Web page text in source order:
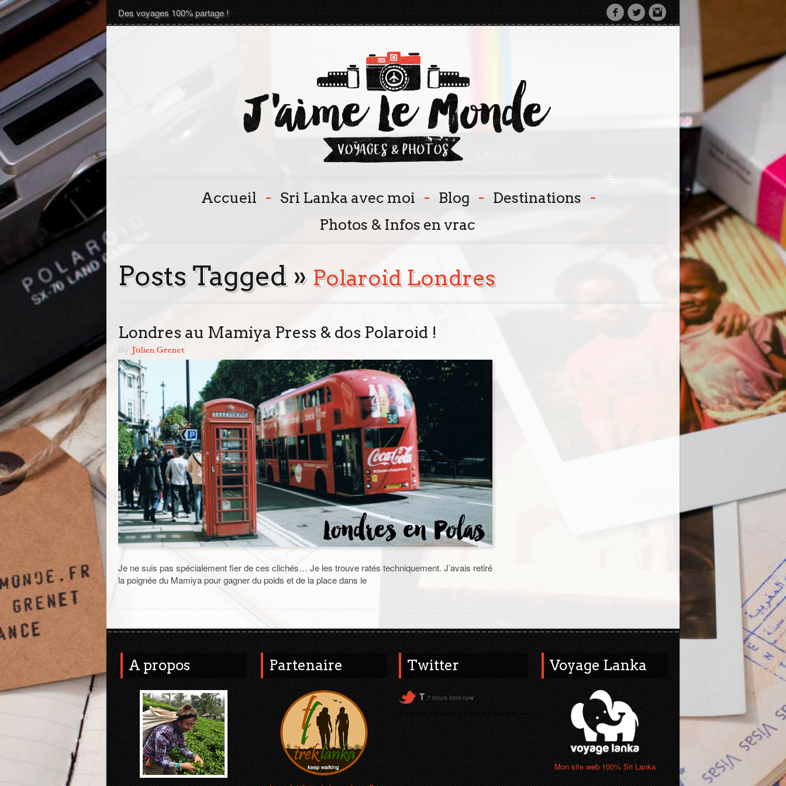
Des voyages 100% partage !
Accueil - Sri Lanka avec moi - Blog - Destinations -
Photos & Infos en vrac
Posts Tagged » Polaroid Londres
Londres au Mamiya Press & dos Polaroid !
By Julien Grenet
Je ne suis pas spécialement fier de ces clichés… Je les trouve ratés techniquement. J’avais retiré
la poignée du Mamiya pour gagner du poids et de la place dans le
A propos Partenaire Twitter
T 7 hours from now
Voyage Lanka
Mon site web 100% Sri Lanka